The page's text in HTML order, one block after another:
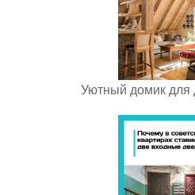
Уютный домик для